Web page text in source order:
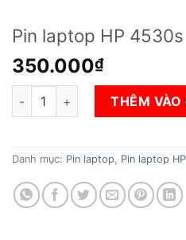
Pin laptop HP 4530s
350.000₫
Pin laptop HP 4530s số lượng
THÊM VÀO
Danh mục: Pin laptop Pin laptop HP